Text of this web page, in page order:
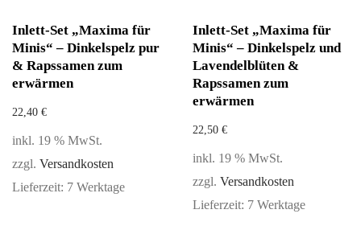
Inlett-Set „Maxima für
Minis“ – Dinkelspelz pur
& Rapssamen zum
erwärmen
22,40 €
inkl. 19 % MwSt.
zzgl. Versandkosten
Lieferzeit: 7 Werktage
Inlett-Set „Maxima für
Minis“ – Dinkelspelz und
Lavendelblüten &
Rapssamen zum
erwärmen
22,50 €
inkl. 19 % MwSt.
zzgl. Versandkosten
Lieferzeit: 7 Werktage